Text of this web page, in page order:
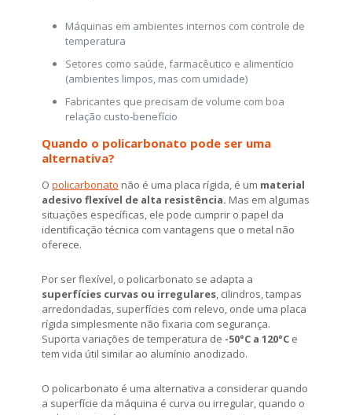
Máquinas em ambientes internos com controle de
temperatura
Setores como saúde, farmacêutico e alimentício
(ambientes limpos, mas com umidade)
Fabricantes que precisam de volume com boa
relação custo-benefício
Quando o policarbonato pode ser uma
alternativa?
O policarbonato não é uma placa rígida, é um material
adesivo flexível de alta resistência. Mas em algumas
situações específicas, ele pode cumprir o papel da
identificação técnica com vantagens que o metal não
oferece.
Por ser flexível, o policarbonato se adapta a
superfícies curvas ou irregulares, cilindros, tampas
arredondadas, superfícies com relevo, onde uma placa
rígida simplesmente não fixaria com segurança.
Suporta variações de temperatura de -50°C a 120°C e
tem vida útil similar ao alumínio anodizado.
O policarbonato é uma alternativa a considerar quando
a superfície da máquina é curva ou irregular, quando o